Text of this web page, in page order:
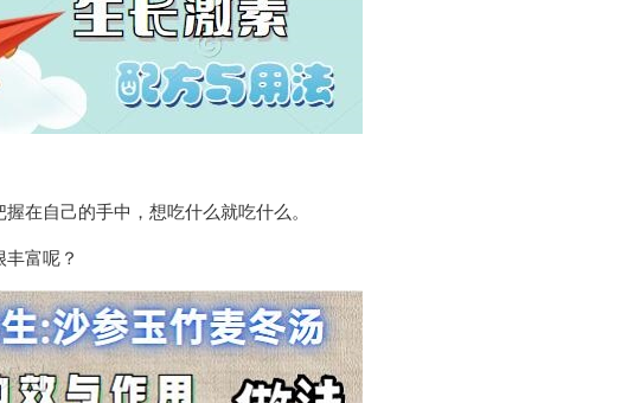
在自己的手中，想吃什么就吃什么。
富呢？